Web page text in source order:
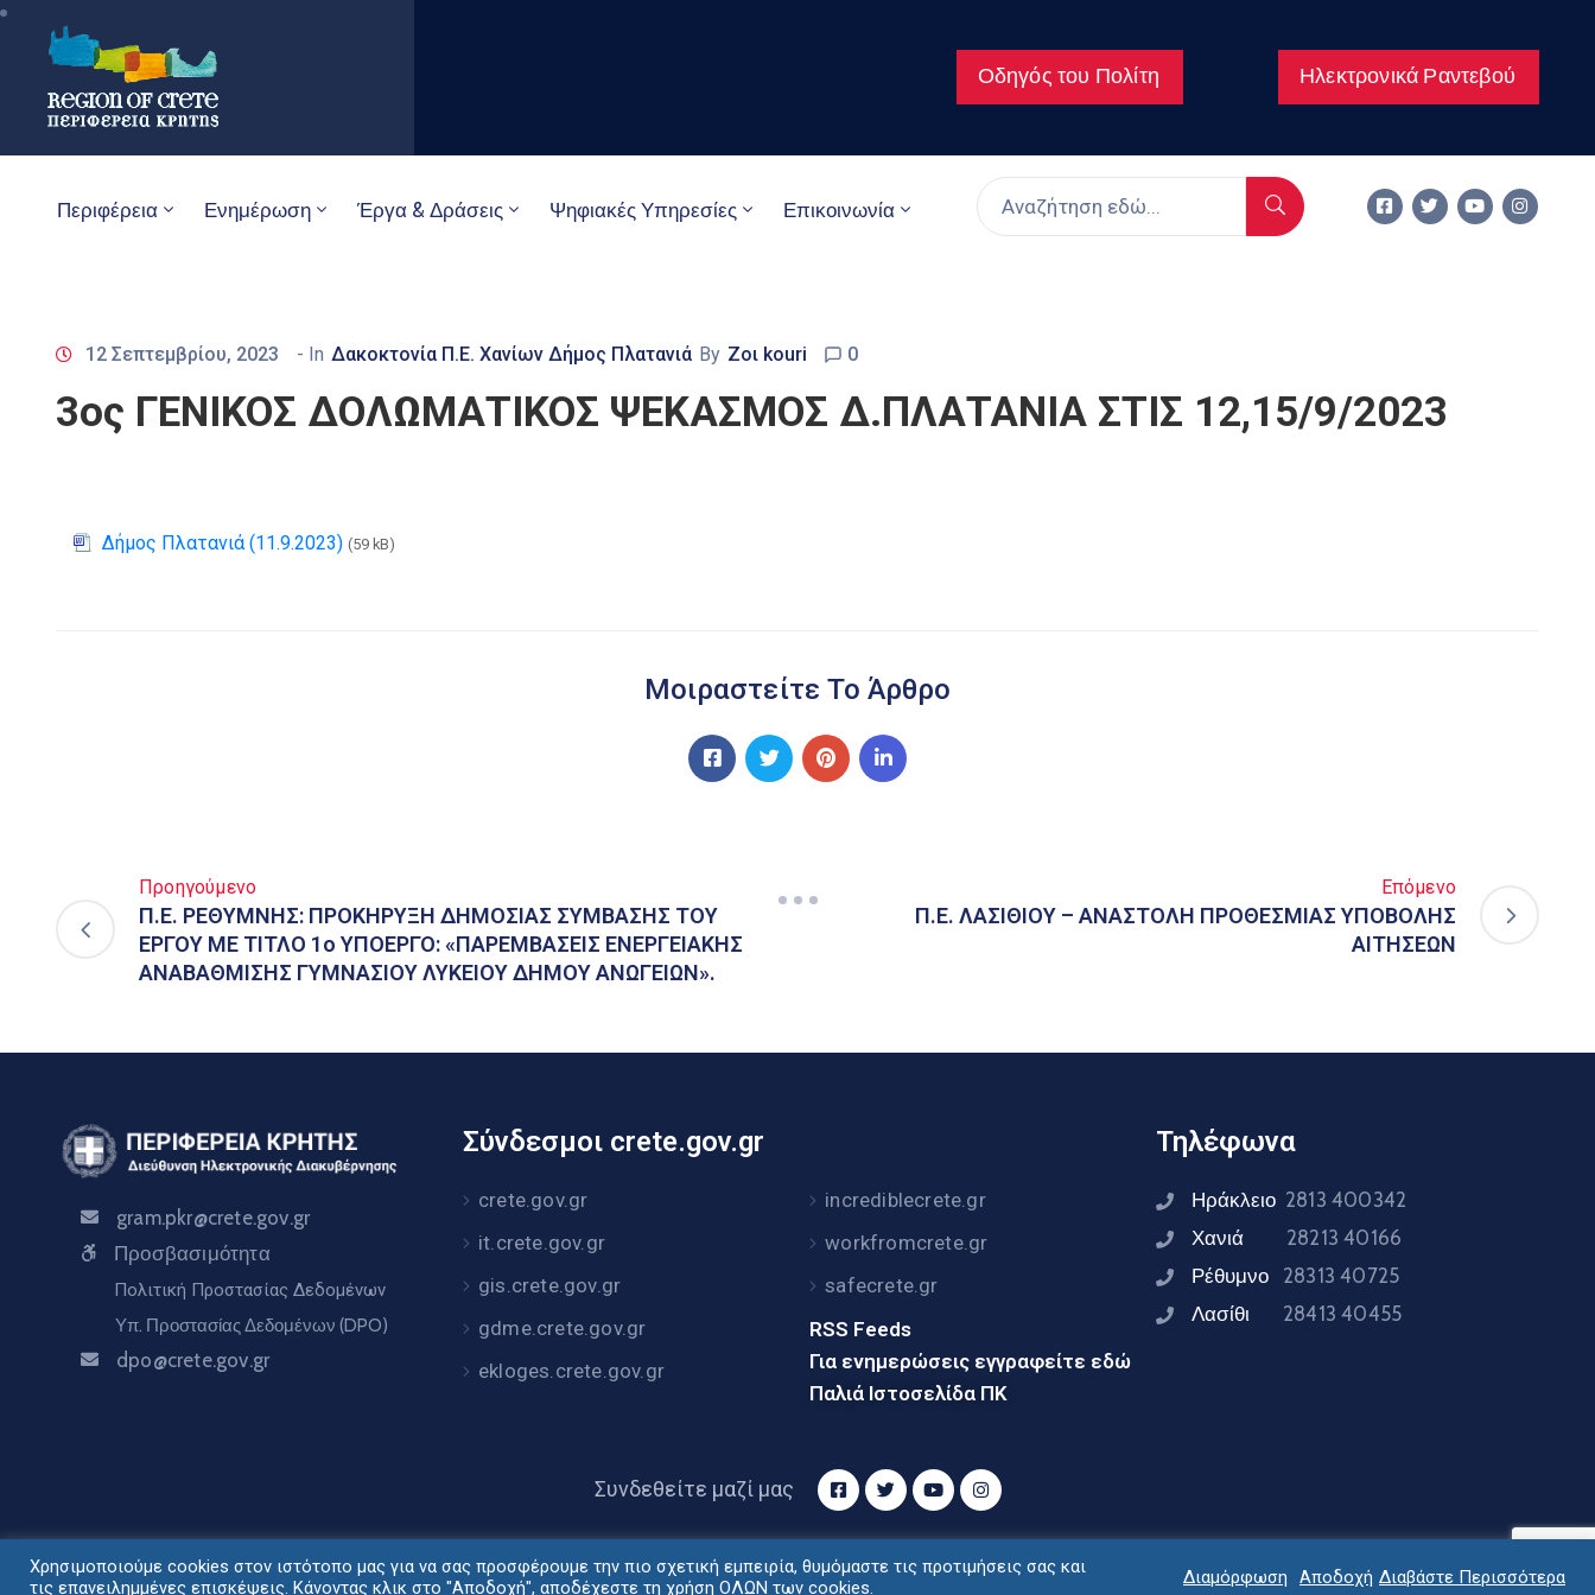
Οδηγός του Πολίτη Ηλεκτρονικά Ραντεβού
Περιφέρεια Ενημέρωση Έργα & Δράσεις Ψηφιακές Υπηρεσίες Επικοινωνία
12 Σεπτεμβρίου, 2023 - In Δακοκτονία Π.Ε. Χανίων Δήμος Πλατανιά By Ζοι kouri 0
3ος ΓΕΝΙΚΟΣ ΔΟΛΩΜΑΤΙΚΟΣ ΨΕΚΑΣΜΟΣ Δ.ΠΛΑΤΑΝΙΑ ΣΤΙΣ 12,15/9/2023
Δήμος Πλατανιά (11.9.2023) (59 kB)
Μοιραστείτε Το Άρθρο
Προηγούμενο
Π.Ε. ΡΕΘΥΜΝΗΣ: ΠΡΟΚΗΡΥΞΗ ΔΗΜΟΣΙΑΣ ΣΥΜΒΑΣΗΣ ΤΟΥ
ΕΡΓΟΥ ΜΕ ΤΙΤΛΟ 1ο ΥΠΟΕΡΓΟ: «ΠΑΡΕΜΒΑΣΕΙΣ ΕΝΕΡΓΕΙΑΚΗΣ
ΑΝΑΒΑΘΜΙΣΗΣ ΓΥΜΝΑΣΙΟΥ ΛΥΚΕΙΟΥ ΔΗΜΟΥ ΑΝΩΓΕΙΩΝ».
Επόμενο
Π.Ε. ΛΑΣΙΘΙΟΥ – ΑΝΑΣΤΟΛΗ ΠΡΟΘΕΣΜΙΑΣ ΥΠΟΒΟΛΗΣ
ΑΙΤΗΣΕΩΝ
gram.pkr@crete.gov.gr
Προσβασιμότητα
Πολιτική Προστασίας Δεδομένων
Υπ. Προστασίας Δεδομένων (DPO)
dpo@crete.gov.gr
Σύνδεσμοι crete.gov.gr
crete.gov.gr
it.crete.gov.gr
gis.crete.gov.gr
gdme.crete.gov.gr
ekloges.crete.gov.gr
incrediblecrete.gr
workfromcrete.gr
safecrete.gr
RSS Feeds
Για ενημερώσεις εγγραφείτε εδώ
Παλιά Ιστοσελίδα ΠΚ
Τηλέφωνα
Ηράκλειο 2813 400342
Χανιά 28213 40166
Ρέθυμνο 28313 40725
Λασίθι 28413 40455
Συνδεθείτε μαζί μας
Σχεδιασμός - Ανάπτυξη: Διεύθυνση Ηλεκτρονικής Διακυβέρνησης Περιφέρειας Κρήτης © 2024
Χρησιμοποιούμε cookies στον ιστότοπο μας για να σας προσφέρουμε την πιο σχετική εμπειρία, θυμόμαστε τις προτιμήσεις σας και
τις επανειλημμένες επισκέψεις. Κάνοντας κλικ στο "Αποδοχή", αποδέχεστε τη χρήση ΟΛΩΝ των cookies.
Διαμόρφωση Αποδοχή Διαβάστε Περισσότερα